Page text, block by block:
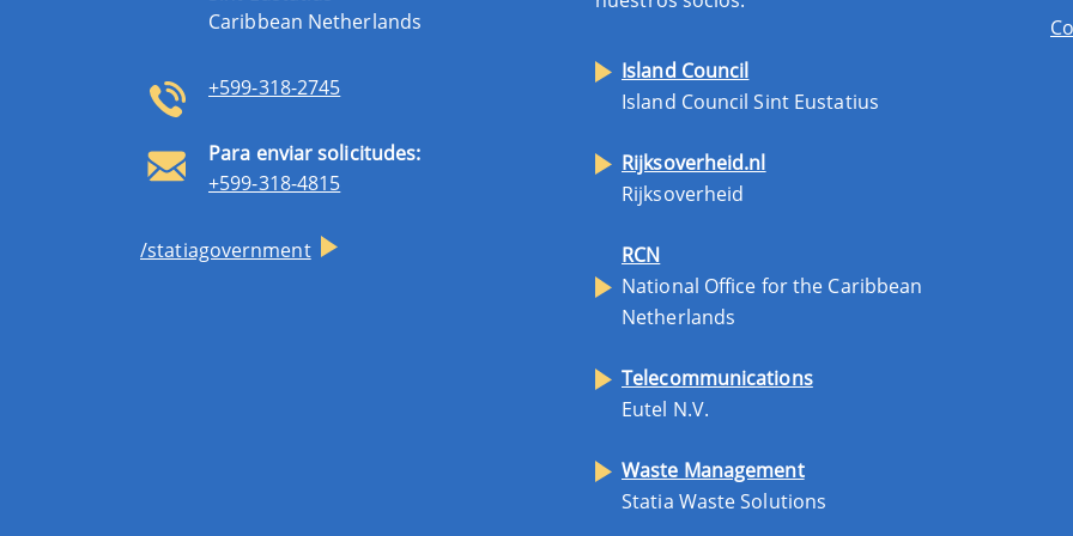
Caribbean Netherlands
+599-318-2745
Para enviar solicitudes:
+599-318-4815
/statiagovernment
Island Council
Island Council Sint Eustatius
Rijksoverheid.nl
Rijksoverheid
RCN
National Office for the Caribbean
Netherlands
Telecommunications
Eutel N.V.
Waste Management
Statia Waste Solutions